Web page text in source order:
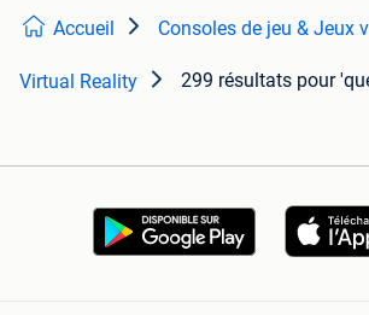
Accueil Consoles de jeu & Jeux
Virtual Reality 299 résultats pour